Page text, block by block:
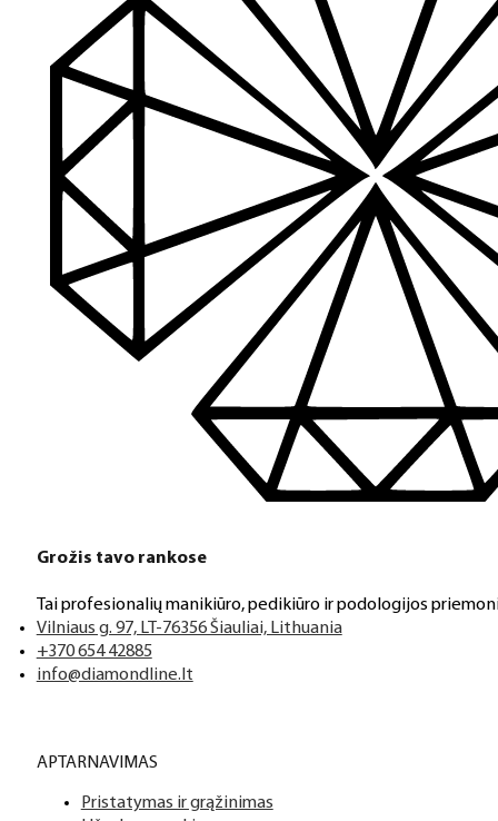
Grožis tavo rankose
Tai profesionalių manikiūro, pedikiūro ir podologijos
Vilniaus g. 97, LT-76356 Šiauliai, Lithuania
+370 654 42885
info@diamondline.lt
APTARNAVIMAS
Pristatymas ir grąžinimas